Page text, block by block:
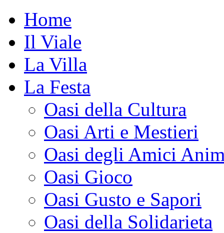
Home
Il Viale
La Villa
La Festa
Oasi della Cultura
Oasi Arti e Mestieri
Oasi degli Amici
Oasi Gioco
Oasi Gusto e Sapori
Oasi della Solidarieta